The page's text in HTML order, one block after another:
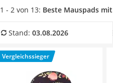
Tablets unter 200 Euro
Lichtwecker
Acer Aspire
Service
Handgelenkenbilden.
Gutes. In unserer
Spieleneignen. Überzeugt hat
besonders das Modell
Eigenschaften.
1 - 2 von 13: Beste Mauspads
Stand: 03.08.2026
Vergleichssieger